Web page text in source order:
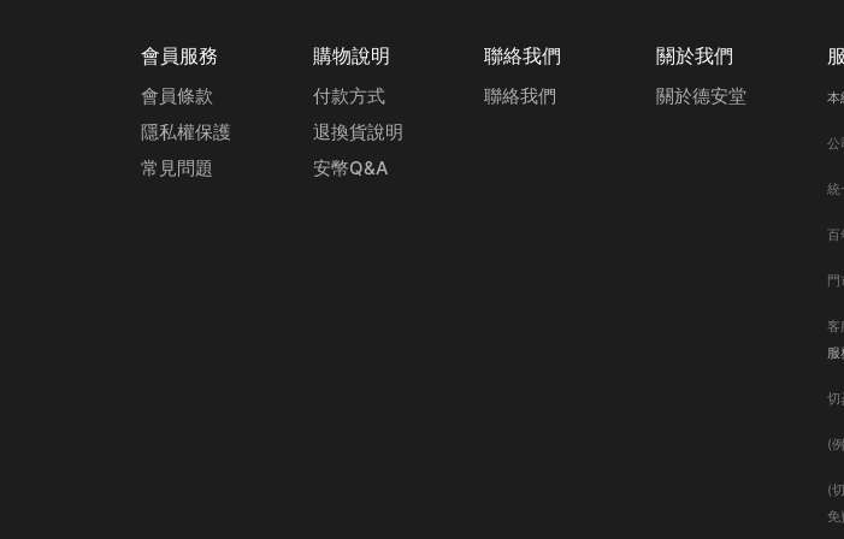
會員服務
會員條款
隱私權保護
常見問題
購物說明
付款方式
退換貨說明
安幣Q&A
聯絡我們
聯絡我們
關於我們
關於德安堂 本
公
統
百
切
(
(
免